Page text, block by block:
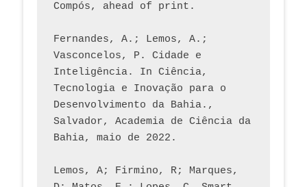
Compós, ahead of print.
Fernandes, A.; Lemos, A.;
Vasconcelos, P. Cidade e
Inteligência. In Ciência,
Tecnologia e Inovação para o
Desenvolvimento da Bahia.,
Salvador, Academia de Ciência da
Bahia, maio de 2022.
Lemos, A; Firmino, R; Marques,